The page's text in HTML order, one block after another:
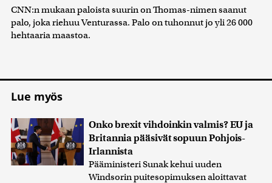
CNN:n mukaan paloista suurin on Thomas-nimen saanut
palo, joka riehuu Venturassa. Palo on tuhonnut jo yli 26 000
hehtaaria maastoa.
Lue myös
Onko brexit vihdoinkin valmis? EU ja
Britannia pääsivät sopuun Pohjois-
Irlannista
Pääministeri Sunak kehui uuden
Windsorin puitesopimuksen aloittavat